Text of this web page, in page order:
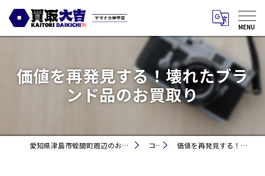
価値を再発見する！壊れたブラ
ンド品のお買取り
愛知県津島市蛭間町周辺のお買取りなら買取大吉 ヤマナカ神守店 コラム 価値を再発見する！壊れたブランド品のお買取り